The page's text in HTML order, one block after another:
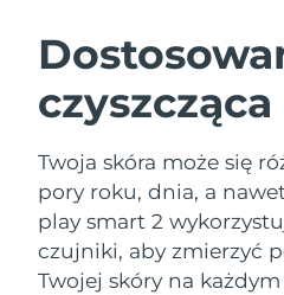
czyszcząca
Twoja skóra może się
pory roku, dnia, a
play smart 2
czujniki, aby zmierzyć
Twojej skóry na
Oczyszczanie twarzy
LUNA™ 4
Anti-aging
BEAR™ 2
Microcurrent
Australia
Austria
Bahrajn